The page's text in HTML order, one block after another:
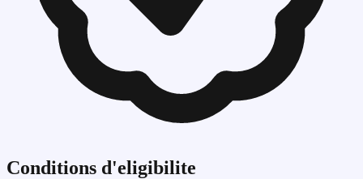
Conditions d'eligibilite